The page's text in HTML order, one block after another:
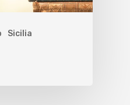
Sicilia